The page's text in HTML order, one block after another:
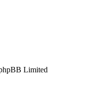
Limited